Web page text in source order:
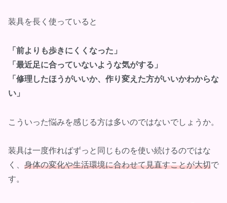
装具を長く使っていると
「前よりも歩きにくくなった」
「最近足に合っていないような気がする」
「修理したほうがいいか、作り変えた方がいいかわからな
い」
こういった悩みを感じる方は多いのではないでしょうか。
装具は一度作ればずっと同じものを使い続けるのではな
く、 身体の変化や生活環境に合わせて見直すことが大切で
す。